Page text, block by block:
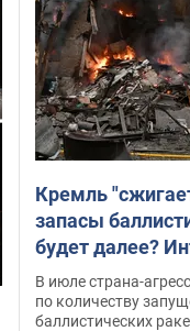
Кремль
запасы
будет далее?
В июле страна-
по количеству
баллистических